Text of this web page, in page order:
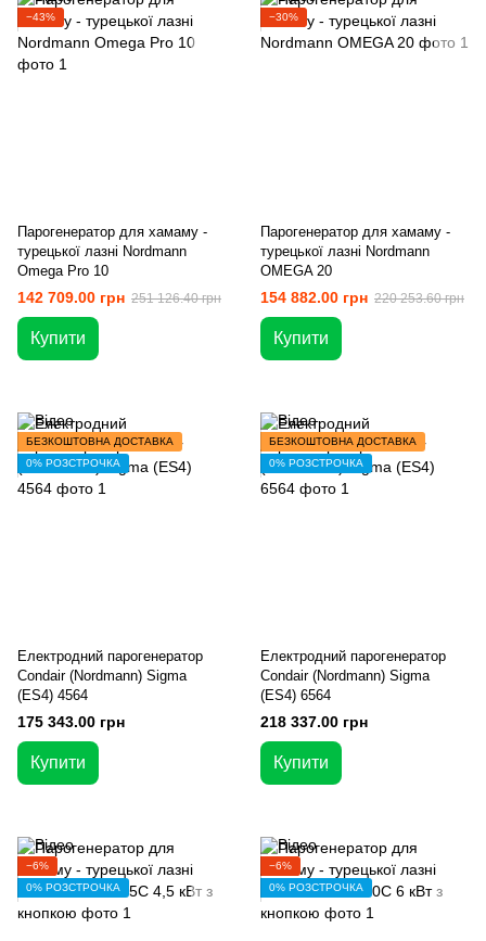
−43%
Парогенератор для хамаму -
турецької лазні Nordmann
Omega Pro 10
142 709.00 грн 251 126.40 грн
Купити
−30%
Парогенератор для хамаму -
турецької лазні Nordmann
OMEGA 20
154 882.00 грн 220 253.60 грн
Купити
БЕЗКОШТОВНА ДОСТАВКА
0% РОЗСТРОЧКА
Електродний парогенератор
Condair (Nordmann) Sigma
(ES4) 4564
175 343.00 грн
Купити
БЕЗКОШТОВНА ДОСТАВКА
0% РОЗСТРОЧКА
Електродний парогенератор
Condair (Nordmann) Sigma
(ES4) 6564
218 337.00 грн
Купити
−6%
0% РОЗСТРОЧКА
−6%
0% РОЗСТРОЧКА